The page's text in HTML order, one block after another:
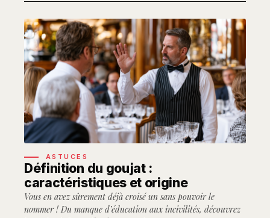
ASTUCES
Définition du goujat :
caractéristiques et origine
Vous en avez sûrement déjà croisé un sans pouvoir le
nommer ! Du manque d’éducation aux incivilités, découvrez